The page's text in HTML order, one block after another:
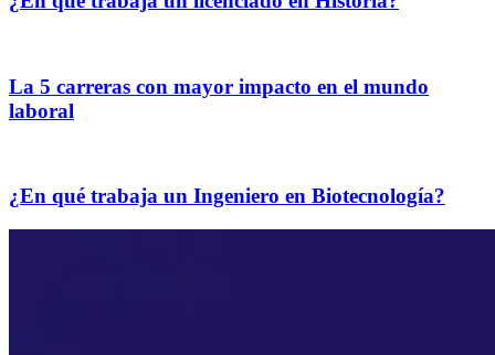
La 5 carreras con mayor impacto en el mundo
laboral
¿En qué trabaja un Ingeniero en Biotecnología?